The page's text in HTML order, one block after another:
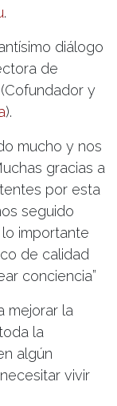
.
diálogo
de
y
).
mucho y nos
gracias a
por esta
seguido
importante
de calidad
conciencia”
mejorar la
la
algún
vivir